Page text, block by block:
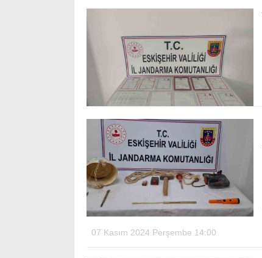
07 Kasım 2024 Perşembe 14:00